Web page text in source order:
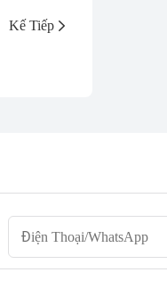
Kế Tiếp
Điện Thoại/whatsApp